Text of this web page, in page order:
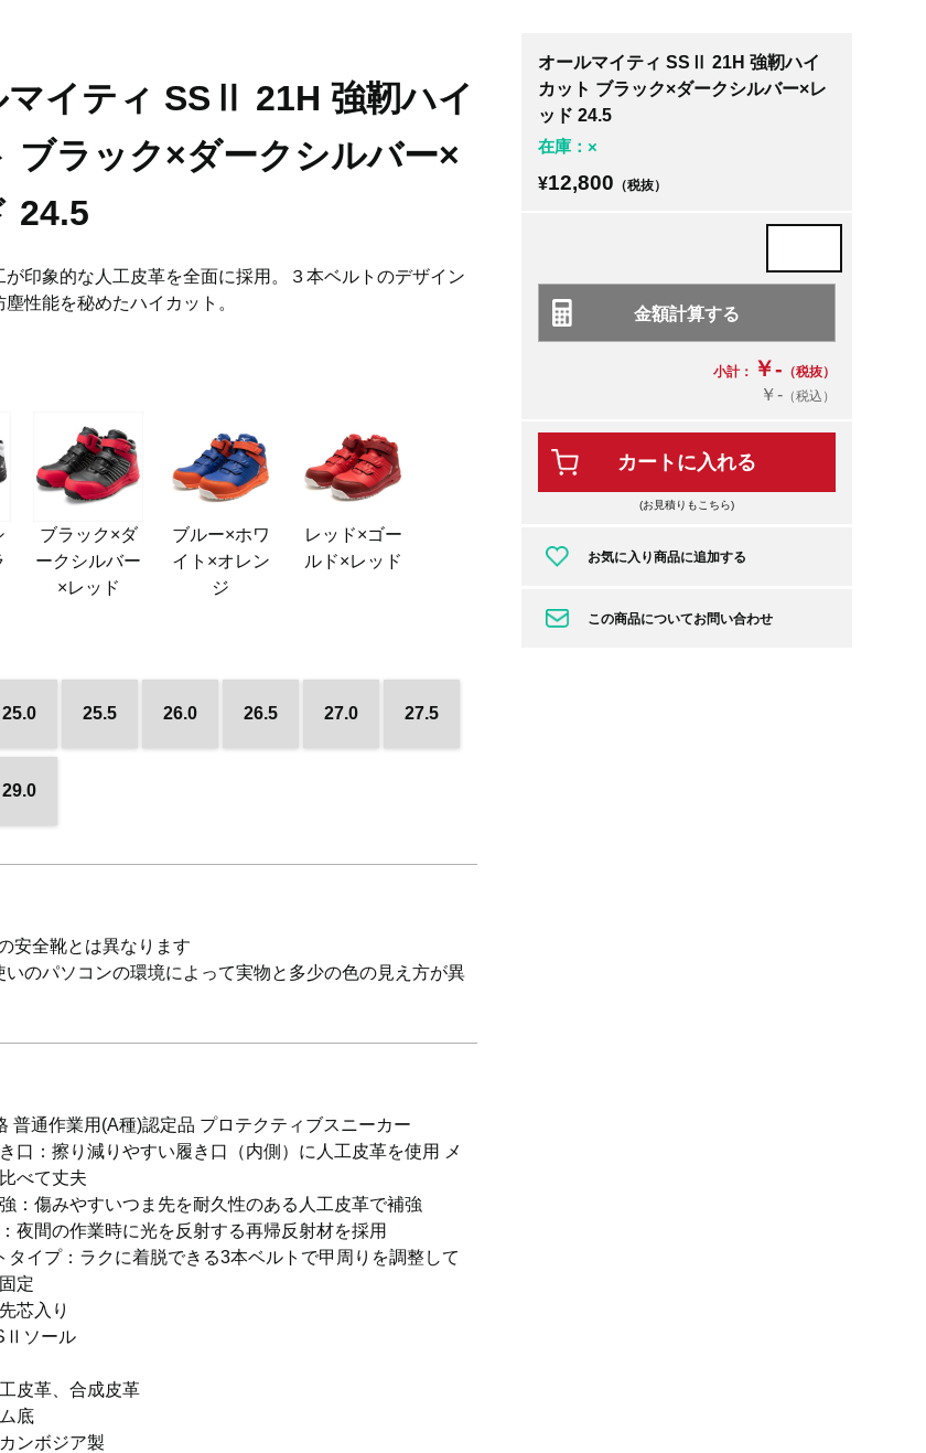
マイティ SSⅡ 21H 強靭ハイ
ブラック×ダークシルバー×
24.5
が印象的な人工皮革を全面に採用。３本ベルトのデザイン
性能を秘めたハイカット。
ブラック×ダ
ークシルバー
×レッド
ブルー×ホワ
イト×オレン
ジ
レッド×ゴー
ルド×レッド
25.0 25.5 26.0 26.5 27.0 27.5
29.0
安全靴とは異なります
いのパソコンの環境によって実物と多少の色の見え方が異
普通作業用(A種)認定品 プロテクティブスニーカー
口：擦り減りやすい履き口（内側）に人工皮革を使用 メ
べて丈夫
：傷みやすいつま先を耐久性のある人工皮革で補強
夜間の作業時に光を反射する再帰反射材を採用
タイプ：ラクに着脱できる3本ベルトで甲周りを調整して
定
芯入り
ソール
皮革、合成皮革
底
ンボジア製
オールマイティ SSⅡ 21H 強靭ハイ
カット ブラック×ダークシルバー×レ
ッド 24.5
在庫：×
¥12,800 （税抜）
小計： ￥- （税抜）
￥-（税込）
カートに入れる
(お見積りもこちら)
お気に入り商品に追加する
この商品についてお問い合わせ